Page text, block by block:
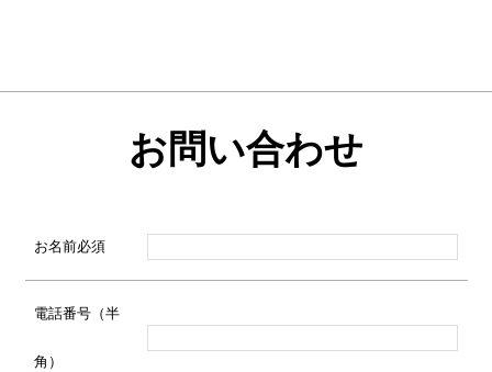
お問い合わせ
お名前必須
電話番号（半
角）